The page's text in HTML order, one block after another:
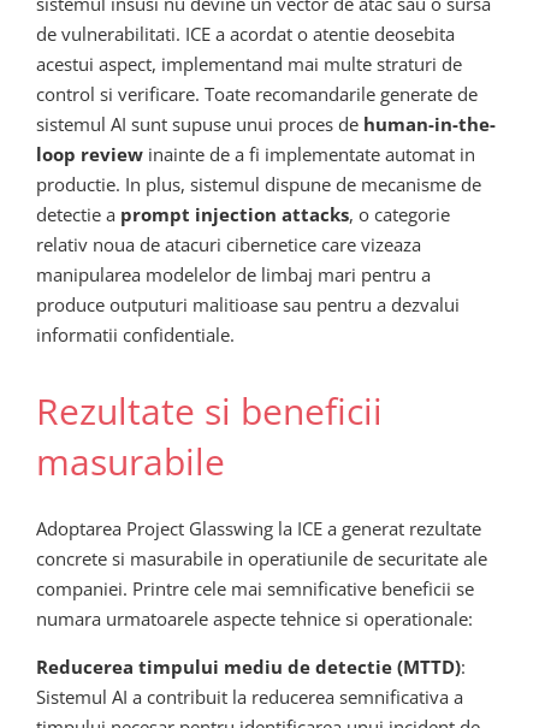
de vulnerabilitati. ICE a acordat o atentie deosebita
acestui aspect, implementand mai multe straturi de
control si verificare. Toate recomandarile generate de
sistemul AI sunt supuse unui proces de human-in-the-
loop review inainte de a fi implementate automat in
productie. In plus, sistemul dispune de mecanisme de
detectie a prompt injection attacks, o categorie
relativ noua de atacuri cibernetice care vizeaza
manipularea modelelor de limbaj mari pentru a
produce outputuri malitioase sau pentru a dezvalui
informatii confidentiale.
Rezultate si beneficii
masurabile
Adoptarea Project Glasswing la ICE a generat rezultate
concrete si masurabile in operatiunile de securitate ale
companiei. Printre cele mai semnificative beneficii se
numara urmatoarele aspecte tehnice si operationale:
Reducerea timpului mediu de detectie (MTTD):
Sistemul AI a contribuit la reducerea semnificativa a